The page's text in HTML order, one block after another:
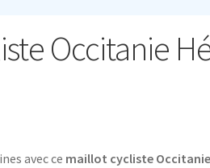
Occitanie
avec ce maillot cycliste